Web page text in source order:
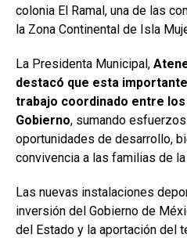
colonia El Ramal, una de las
la Zona Continental de Isla
La Presidenta Municipal,
destacó que esta
trabajo coordinado entre
Gobierno, sumando
oportunidades de desarrollo,
convivencia a las familias de la
Las nuevas instalaciones
inversión del Gobierno de
del Estado y la aportación del